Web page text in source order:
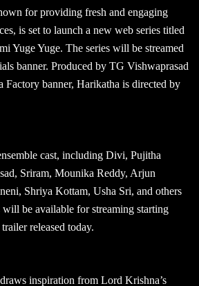
for providing fresh and engaging
is set to launch a new web series titled
Yuge Yuge. The series will be streamed
banner. Produced by TG Vishwaprasad
Factory banner, Harikatha is directed by
cast, including Divi, Pujitha
Sriram, Mounika Reddy, Arjun
Shriya Kottam, Usha Sri, and others
be available for streaming starting
released today.
inspiration from Lord Krishna’s